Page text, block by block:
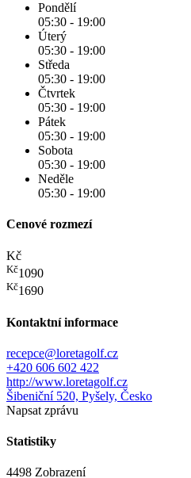
Pondělí
05:30 - 19:00
Úterý
05:30 - 19:00
Středa
05:30 - 19:00
Čtvrtek
05:30 - 19:00
Pátek
05:30 - 19:00
Sobota
05:30 - 19:00
Neděle
05:30 - 19:00
Cenové rozmezí
Kč
Kč1090
Kč1690
Kontaktní informace
recepce@loretagolf.cz
+420 606 602 422
http://www.loretagolf.cz
Šibeniční 520, Pyšely, Česko
Napsat zprávu
Statistiky
4498 Zobrazení